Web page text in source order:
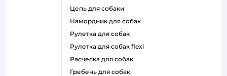
цепь для собаки
намордник для собак
рулетка для собак
рулетка для собак flexi
расческа для собак
гребень для собак